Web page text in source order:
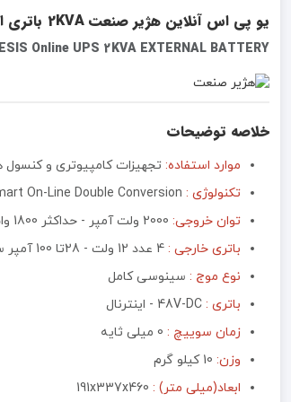
یو پی اس آنلاین هژیر صنعت 2KVA باتری اکسترنال مدل GENESIS
Online UPS 2KVA EXTERNAL BATTERY
خلاصه توضیحات
موارد استفاده: تجهیزات کامپیوتری و
تکنولوژی : On-Line Double Conversion
توان خروجی: 2000 ولت آمپر - حداکثر 1800 وات
باتری خارجی :
نوع موج : سینوسی کامل
باتری :
زمان سوییچ : 0 میلی ثایه
وزن:
ابعاد(میلی متر) :